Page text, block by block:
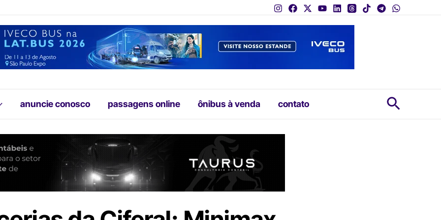
anuncie conosco passagens online ônibus à venda contato